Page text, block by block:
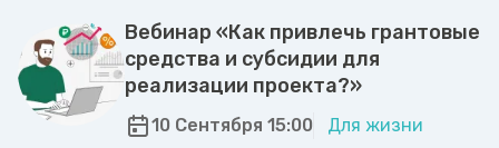
Вебинар «Как привлечь грантовые
средства и субсидии для
реализации проекта?»
10 Сентября 15:00 Для жизни